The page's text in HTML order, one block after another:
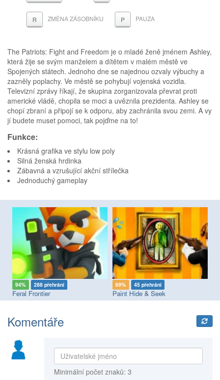
R ZMĚNA ZÁSOBNÍKU P PAUZA
The Patriots: Fight and Freedom je o mladé ženě jménem Ashley,
která žije se svým manželem a dítětem v malém městě ve
Spojených státech. Jednoho dne se najednou ozvaly výbuchy a
zazněly poplachy. Ve městě se pohybují vojenská vozidla.
Televizní zprávy říkají, že skupina zorganizovala převrat proti
americké vládě, chopila se moci a uvěznila prezidenta. Ashley se
chopí zbraní a připojí se k odporu, aby zachránila svou zemi. A vy
jí budete muset pomoci, tak pojďme na to!
Funkce:
Krásná grafika ve stylu low poly
Silná ženská hrdinka
Zábavná a vzrušující akční střílečka
Jednoduchý gameplay
94% 288 přehrání
Feral Frontier
69% 45 přehrání
Paint Hide & Seek
Komentáře
Minimální počet znaků: 3